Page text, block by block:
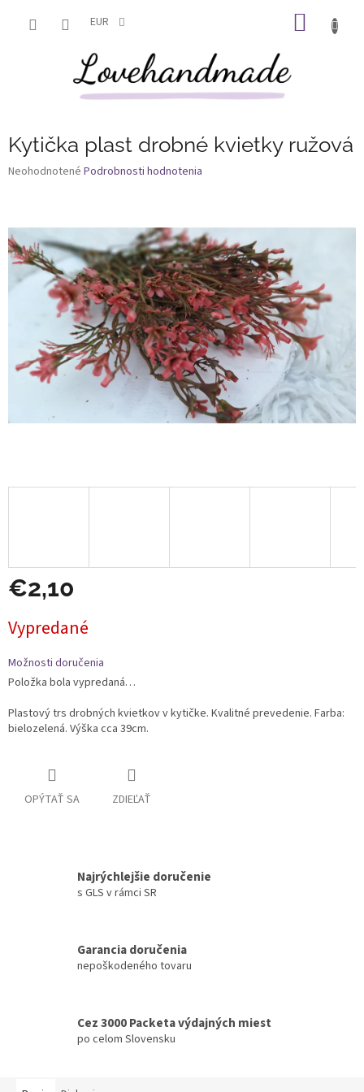
EUR
Kytička plast drobné kvietky ružová
Priemerné
0,0
z
5
hviezdičiek.
Neohodnotené Podrobnosti hodnotenia
€2,10
cena:
Vypredané
Možnosti doručenia
Položka bola vypredaná…
Plastový trs drobných kvietkov v kytičke. Kvalitné prevedenie. Farba:
bielozelená. Výška cca 39cm.
OPÝTAŤ SA ZDIEĽAŤ
Najrýchlejšie doručenie
s GLS v rámci SR
Garancia doručenia
nepoškodeného tovaru
Cez 3000 Packeta výdajných miest
po celom Slovensku